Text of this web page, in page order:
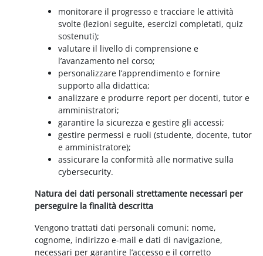
monitorare il progresso e tracciare le attività
svolte (lezioni seguite, esercizi completati, quiz
sostenuti);
valutare il livello di comprensione e
l’avanzamento nel corso;
personalizzare l’apprendimento e fornire
supporto alla didattica;
analizzare e produrre report per docenti, tutor e
amministratori;
garantire la sicurezza e gestire gli accessi;
gestire permessi e ruoli (studente, docente, tutor
e amministratore);
assicurare la conformità alle normative sulla
cybersecurity.
Natura dei dati personali strettamente necessari per
perseguire la finalità descritta
Vengono trattati dati personali comuni: nome,
cognome, indirizzo e-mail e dati di navigazione,
necessari per garantire l’accesso e il corretto